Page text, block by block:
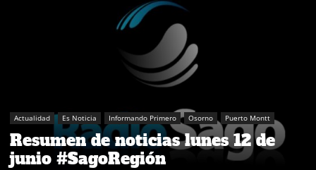
Actualidad Es Noticia Informando Primero Osorno Puerto Montt
Resumen de noticias lunes 12 de
junio #SagoRegión